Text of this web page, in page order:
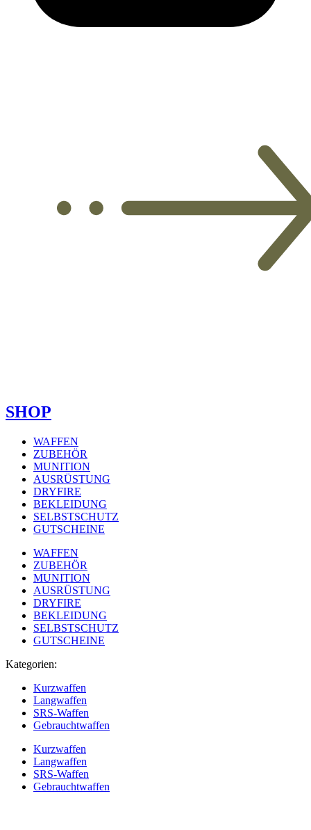
SHOP
WAFFEN
ZUBEHÖR
MUNITION
AUSRÜSTUNG
DRYFIRE
BEKLEIDUNG
SELBSTSCHUTZ
GUTSCHEINE
WAFFEN
ZUBEHÖR
MUNITION
AUSRÜSTUNG
DRYFIRE
BEKLEIDUNG
SELBSTSCHUTZ
GUTSCHEINE
Kategorien:
Kurzwaffen
Langwaffen
SRS-Waffen
Gebrauchtwaffen
Kurzwaffen
Langwaffen
SRS-Waffen
Gebrauchtwaffen